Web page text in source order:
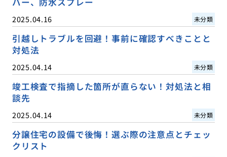
2025.04.16 未分類
引越しトラブルを回避！事前に確認すべきことと
対処法
2025.04.14 未分類
竣工検査で指摘した箇所が直らない！対処法と相
談先
2025.04.14 未分類
分譲住宅の設備で後悔！選ぶ際の注意点とチェッ
クリスト